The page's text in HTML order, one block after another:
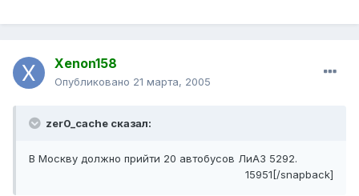
Xenon158
Опубликовано 21 марта, 2005
zer0_cache сказал:
В Москву должно прийти 20 автобусов ЛиАЗ 5292.
15951[/snapback]